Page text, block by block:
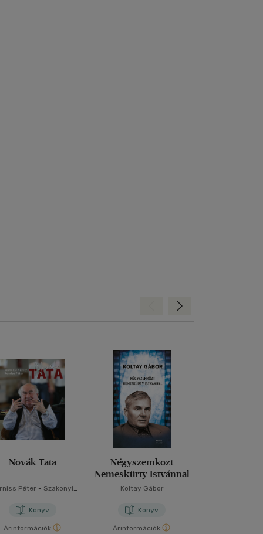
Novák Tata
Péter - Szakonyi
Könyv
Árinformációk
Négyszemközt
Nemeskürty Istvánnal
Koltay Gábor
Könyv
Árinformációk
Előre